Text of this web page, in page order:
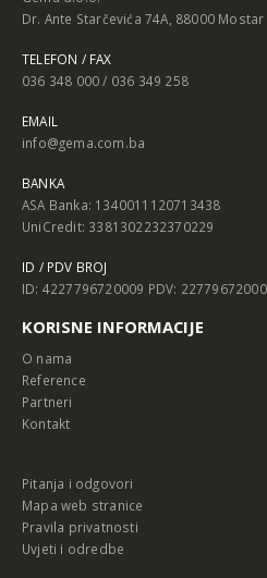
Dr. Ante Starčevića 74A, 88000 Mostar
036 348 000 / 036 349 258
info@gema.com.ba
ASA Banka: 1340011120713438
UniCredit: 3381302232370229
ID: 4227796720009 PDV: 227796720009
Reference
Partneri
Kontakt
Mapa web stranice
Pravila privatnosti
Uvjeti i odredbe